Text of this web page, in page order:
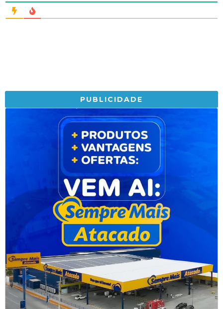
PUBLICIDADE